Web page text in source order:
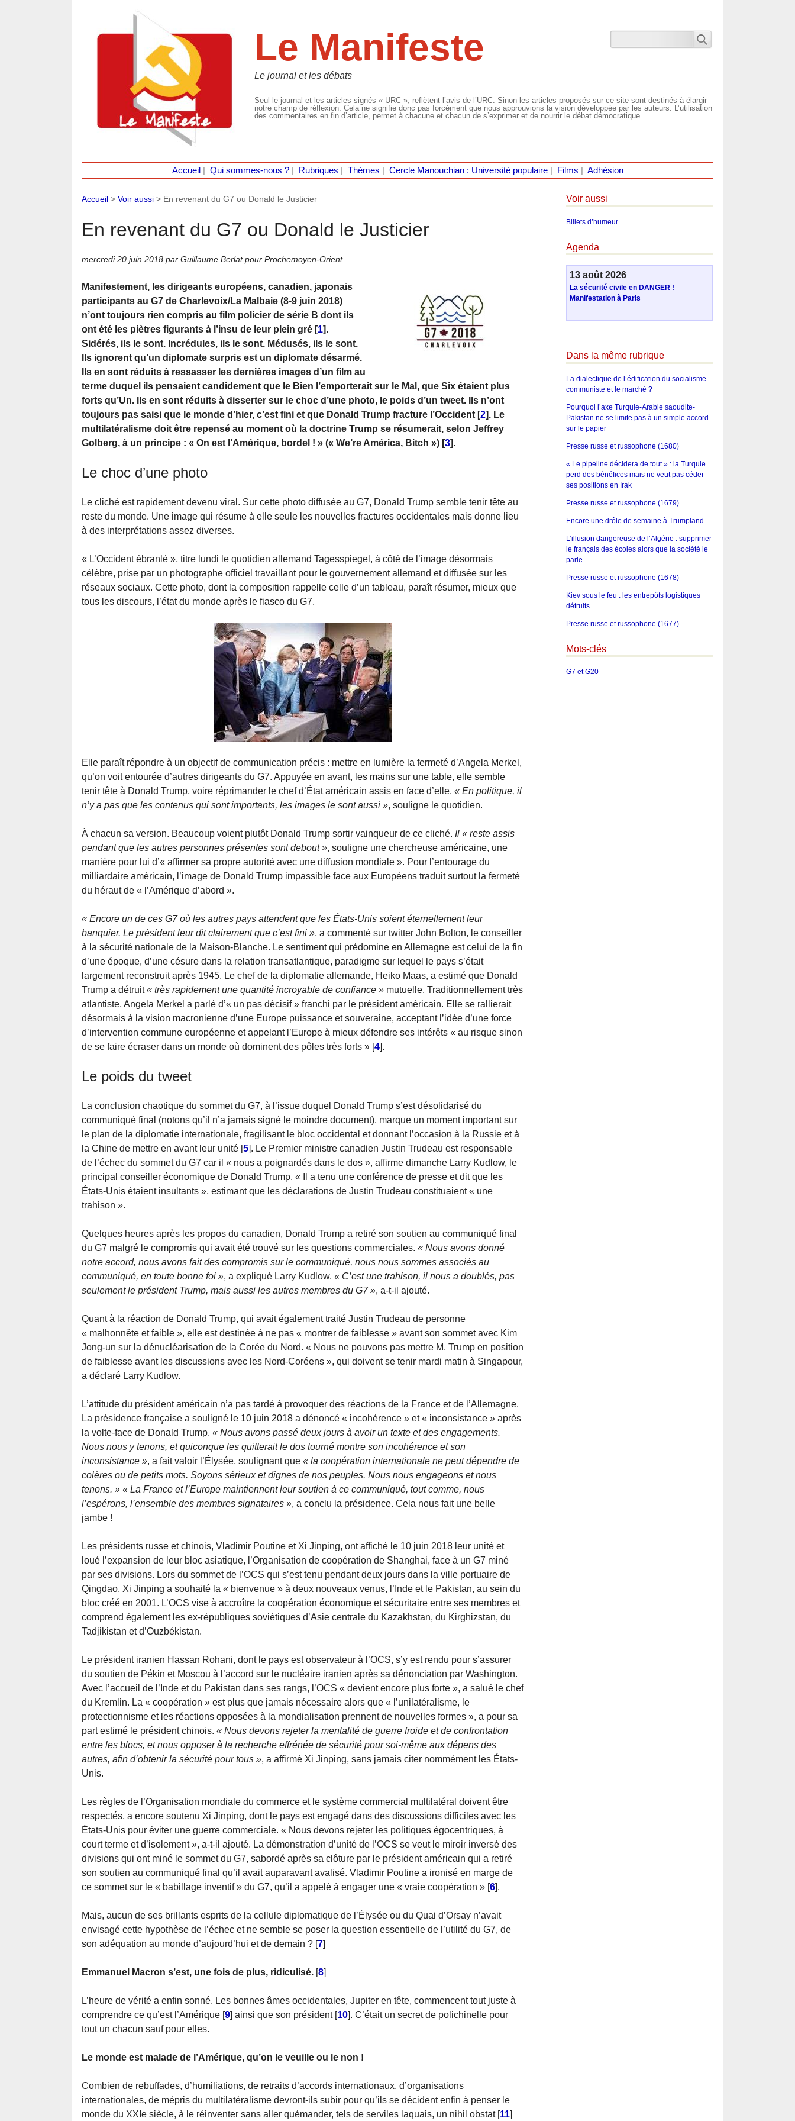
Le Manifeste
Le journal et les débats
Seul le journal et les articles signés « URC », reflètent l’avis de l’URC. Sinon les articles proposés sur ce site sont destinés à élargir
notre champ de réflexion. Cela ne signifie donc pas forcément que nous approuvions la vision développée par les auteurs. L’utilisation
des commentaires en fin d’article, permet à chacune et chacun de s’exprimer et de nourrir le débat démocratique.
Accueil Qui sommes-nous ?| Rubriques Thèmes Cercle Manouchian : Université populaire| Films Adhésion
Accueil > Voir aussi > En revenant du G7 ou Donald le Justicier
En revenant du G7 ou Donald le Justicier
mercredi 20 juin 2018 par Guillaume Berlat pour Prochemoyen-Orient
Manifestement, les dirigeants européens, canadien, japonais
participants au G7 de Charlevoix/La Malbaie (8-9 juin 2018)
n’ont toujours rien compris au film policier de série B dont ils
ont été les piètres figurants à l’insu de leur plein gré [1].
Sidérés, ils le sont. Incrédules, ils le sont. Médusés, ils le sont.
Ils ignorent qu’un diplomate surpris est un diplomate désarmé.
Ils en sont réduits à ressasser les dernières images d’un film au
terme duquel ils pensaient candidement que le Bien l’emporterait sur le Mal, que Six étaient plus
forts qu’Un. Ils en sont réduits à disserter sur le choc d’une photo, le poids d’un tweet. Ils n’ont
toujours pas saisi que le monde d’hier, c’est fini et que Donald Trump fracture l’Occident [2]. Le
multilatéralisme doit être repensé au moment où la doctrine Trump se résumerait, selon Jeffrey
Golberg, à un principe : « On est l’Amérique, bordel ! » (« We’re América, Bitch ») [3].
Le choc d’une photo
Le cliché est rapidement devenu viral. Sur cette photo diffusée au G7, Donald Trump semble tenir tête au
reste du monde. Une image qui résume à elle seule les nouvelles fractures occidentales mais donne lieu
à des interprétations assez diverses.
« L’Occident ébranlé », titre lundi le quotidien allemand Tagesspiegel, à côté de l’image désormais
célèbre, prise par un photographe officiel travaillant pour le gouvernement allemand et diffusée sur les
réseaux sociaux. Cette photo, dont la composition rappelle celle d’un tableau, paraît résumer, mieux que
tous les discours, l’état du monde après le fiasco du G7.
Elle paraît répondre à un objectif de communication précis : mettre en lumière la fermeté d’Angela Merkel,
qu’on voit entourée d’autres dirigeants du G7. Appuyée en avant, les mains sur une table, elle semble
tenir tête à Donald Trump, voire réprimander le chef d’État américain assis en face d’elle. « En politique, il
n’y a pas que les contenus qui sont importants, les images le sont aussi », souligne le quotidien.
À chacun sa version. Beaucoup voient plutôt Donald Trump sortir vainqueur de ce cliché. Il « reste assis
pendant que les autres personnes présentes sont debout », souligne une chercheuse américaine, une
manière pour lui d’« affirmer sa propre autorité avec une diffusion mondiale ». Pour l’entourage du
milliardaire américain, l’image de Donald Trump impassible face aux Européens traduit surtout la fermeté
du héraut de « l’Amérique d’abord ».
« Encore un de ces G7 où les autres pays attendent que les États-Unis soient éternellement leur
banquier. Le président leur dit clairement que c’est fini », a commenté sur twitter John Bolton, le conseiller
à la sécurité nationale de la Maison-Blanche. Le sentiment qui prédomine en Allemagne est celui de la fin
d’une époque, d’une césure dans la relation transatlantique, paradigme sur lequel le pays s’était
largement reconstruit après 1945. Le chef de la diplomatie allemande, Heiko Maas, a estimé que Donald
Trump a détruit« très rapidement une quantité incroyable de confiance » mutuelle. Traditionnellement très
atlantiste, Angela Merkel a parlé d’« un pas décisif » franchi par le président américain. Elle se rallierait
désormais à la vision macronienne d’une Europe puissance et souveraine, acceptant l’idée d’une force
d’intervention commune européenne et appelant l’Europe à mieux défendre ses intérêts « au risque sinon
de se faire écraser dans un monde où dominent des pôles très forts » [4].
Le poids du tweet
La conclusion chaotique du sommet du G7, à l’issue duquel Donald Trump s’est désolidarisé du
communiqué final (notons qu’il n’a jamais signé le moindre document), marque un moment important sur
le plan de la diplomatie internationale, fragilisant le bloc occidental et donnant l’occasion à la Russie et à
la Chine de mettre en avant leur unité [5]. Le Premier ministre canadien Justin Trudeau est responsable
de l’échec du sommet du G7 car il « nous a poignardés dans le dos », affirme dimanche Larry Kudlow, le
principal conseiller économique de Donald Trump. « Il a tenu une conférence de presse et dit que les
États-Unis étaient insultants », estimant que les déclarations de Justin Trudeau constituaient « une
trahison ».
Quelques heures après les propos du canadien, Donald Trump a retiré son soutien au communiqué final
du G7 malgré le compromis qui avait été trouvé sur les questions commerciales. « Nous avons donné
notre accord, nous avons fait des compromis sur le communiqué, nous nous sommes associés au
communiqué, en toute bonne foi », a expliqué Larry Kudlow. « C’est une trahison, il nous a doublés, pas
seulement le président Trump, mais aussi les autres membres du G7 », a-t-il ajouté.
Quant à la réaction de Donald Trump, qui avait également traité Justin Trudeau de personne
« malhonnête et faible », elle est destinée à ne pas « montrer de faiblesse » avant son sommet avec Kim
Jong-un sur la dénucléarisation de la Corée du Nord. « Nous ne pouvons pas mettre M. Trump en position
de faiblesse avant les discussions avec les Nord-Coréens », qui doivent se tenir mardi matin à Singapour,
a déclaré Larry Kudlow.
L’attitude du président américain n’a pas tardé à provoquer des réactions de la France et de l’Allemagne.
La présidence française a souligné le 10 juin 2018 a dénoncé « incohérence » et « inconsistance » après
la volte-face de Donald Trump. « Nous avons passé deux jours à avoir un texte et des engagements.
Nous nous y tenons, et quiconque les quitterait le dos tourné montre son incohérence et son
inconsistance », a fait valoir l’Élysée, soulignant que « la coopération internationale ne peut dépendre de
colères ou de petits mots. Soyons sérieux et dignes de nos peuples. Nous nous engageons et nous
tenons. » « La France et l’Europe maintiennent leur soutien à ce communiqué, tout comme, nous
l’espérons, l’ensemble des membres signataires », a conclu la présidence. Cela nous fait une belle
jambe !
Les présidents russe et chinois, Vladimir Poutine et Xi Jinping, ont affiché le 10 juin 2018 leur unité et
loué l’expansion de leur bloc asiatique, l’Organisation de coopération de Shanghai, face à un G7 miné
par ses divisions. Lors du sommet de l’OCS qui s’est tenu pendant deux jours dans la ville portuaire de
Qingdao, Xi Jinping a souhaité la « bienvenue » à deux nouveaux venus, l’Inde et le Pakistan, au sein du
bloc créé en 2001. L’OCS vise à accroître la coopération économique et sécuritaire entre ses membres et
comprend également les ex-républiques soviétiques d’Asie centrale du Kazakhstan, du Kirghizstan, du
Tadjikistan et d’Ouzbékistan.
Le président iranien Hassan Rohani, dont le pays est observateur à l’OCS, s’y est rendu pour s’assurer
du soutien de Pékin et Moscou à l’accord sur le nucléaire iranien après sa dénonciation par Washington.
Avec l’accueil de l’Inde et du Pakistan dans ses rangs, l’OCS « devient encore plus forte », a salué le chef
du Kremlin. La « coopération » est plus que jamais nécessaire alors que « l’unilatéralisme, le
protectionnisme et les réactions opposées à la mondialisation prennent de nouvelles formes », a pour sa
part estimé le président chinois. « Nous devons rejeter la mentalité de guerre froide et de confrontation
entre les blocs, et nous opposer à la recherche effrénée de sécurité pour soi-même aux dépens des
autres, afin d’obtenir la sécurité pour tous », a affirmé Xi Jinping, sans jamais citer nommément les États-
Unis.
Les règles de l’Organisation mondiale du commerce et le système commercial multilatéral doivent être
respectés, a encore soutenu Xi Jinping, dont le pays est engagé dans des discussions difficiles avec les
États-Unis pour éviter une guerre commerciale. « Nous devons rejeter les politiques égocentriques, à
court terme et d’isolement », a-t-il ajouté. La démonstration d’unité de l’OCS se veut le miroir inversé des
divisions qui ont miné le sommet du G7, sabordé après sa clôture par le président américain qui a retiré
son soutien au communiqué final qu’il avait auparavant avalisé. Vladimir Poutine a ironisé en marge de
ce sommet sur le « babillage inventif » du G7, qu’il a appelé à engager une « vraie coopération » [6].
Mais, aucun de ses brillants esprits de la cellule diplomatique de l’Élysée ou du Quai d’Orsay n’avait
envisagé cette hypothèse de l’échec et ne semble se poser la question essentielle de l’utilité du G7, de
son adéquation au monde d’aujourd’hui et de demain ? [7]
Emmanuel Macron s’est, une fois de plus, ridiculisé. [8]
L’heure de vérité a enfin sonné. Les bonnes âmes occidentales, Jupiter en tête, commencent tout juste à
comprendre ce qu’est l’Amérique [9] ainsi que son président[10]. C’était un secret de polichinelle pour
tout un chacun sauf pour elles.
Le monde est malade de l’Amérique, qu’on le veuille ou le non !
Combien de rebuffades, d’humiliations, de retraits d’accords internationaux, d’organisations
internationales, de mépris du multilatéralisme devront-ils subir pour qu’ils se décident enfin à penser le
monde du XXIe siècle, à le réinventer sans aller quémander, tels de serviles laquais, un nihil obstat[11]
Voir aussi
Billets d’humeur
Agenda
13 août 2026
La sécurité civile en DANGER !
Manifestation à Paris
Dans la même rubrique
La dialectique de l’édification du socialisme
communiste et le marché ?
Pourquoi l’axe Turquie-Arabie saoudite-
Pakistan ne se limite pas à un simple accord
sur le papier
Presse russe et russophone (1680)
« Le pipeline décidera de tout » : la Turquie
perd des bénéfices mais ne veut pas céder
ses positions en Irak
Presse russe et russophone (1679)
Encore une drôle de semaine à Trumpland
L’illusion dangereuse de l’Algérie : supprimer
le français des écoles alors que la société le
parle
Presse russe et russophone (1678)
Kiev sous le feu : les entrepôts logistiques
détruits
Presse russe et russophone (1677)
Mots-clés
G7 et G20